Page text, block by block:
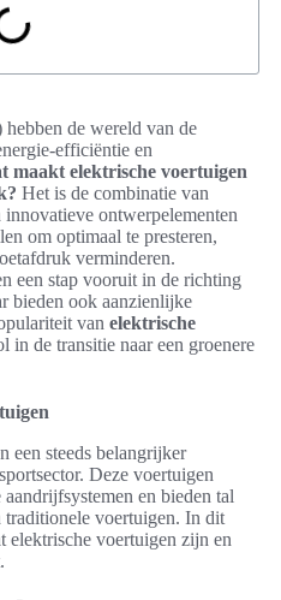
hebben de wereld van de
efficiëntie en
maakt elektrische voertuigen
Het is de combinatie van
innovatieve ontwerpelementen
om optimaal te presteren,
verminderen.
een stap vooruit in de richting
bieden ook aanzienlijke
van elektrische
in de transitie naar een groenere
een steeds belangrijker
Deze voertuigen
en bieden tal
voertuigen. In dit
elektrische voertuigen zijn en